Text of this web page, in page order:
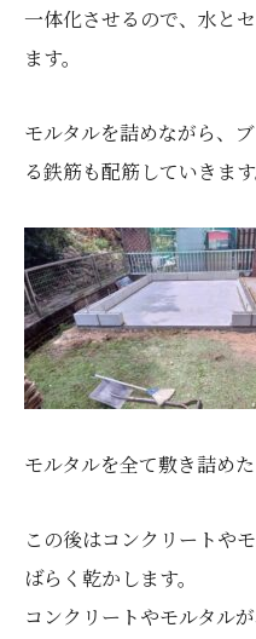
一体化させるので、水と
ます。
モルタルを詰めながら、
る鉄筋も配筋していきます
モルタルを全て敷き詰め
この後はコンクリートや
ばらく乾かします。
コンクリートやモルタル